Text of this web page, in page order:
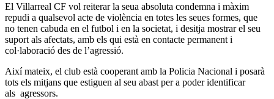
El Villarreal CF vol reiterar la seua absoluta condemna i màxim
repudi a qualsevol acte de violència en totes les seues formes, que
no tenen cabuda en el futbol i en la societat, i desitja mostrar el seu
suport als afectats, amb els qui està en contacte permanent i
col·laboració des de l’agressió.
Així mateix, el club està cooperant amb la Policia Nacional i posarà
tots els mitjans que estiguen al seu abast per a poder identificar
als agressors.